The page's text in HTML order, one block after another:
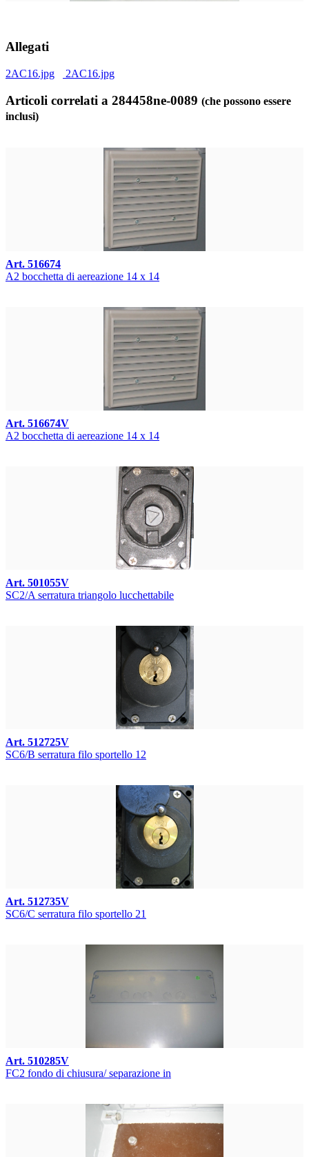
Allegati
2AC16.jpg 2AC16.jpg
Articoli correlati a 284458ne-0089 (che possono essere
inclusi)
Art. 516674
A2 bocchetta di aereazione 14 x 14
Art. 516674V
A2 bocchetta di aereazione 14 x 14
Art. 501055V
SC2/A serratura triangolo lucchettabile
Art. 512725V
SC6/B serratura filo sportello 12
Art. 512735V
SC6/C serratura filo sportello 21
Art. 510285V
FC2 fondo di chiusura/ separazione in